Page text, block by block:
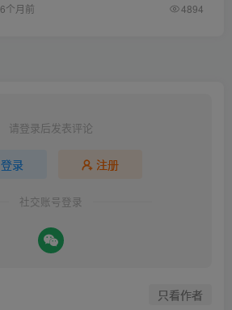
6个月前 4894
请登录后发表评论
登录 注册
社交账号登录
只看作者